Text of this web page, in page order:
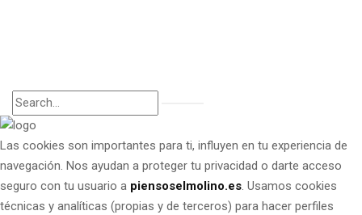
Las cookies son importantes para ti, influyen en tu experiencia de
navegación. Nos ayudan a proteger tu privacidad o darte acceso
seguro con tu usuario a piensoselmolino.es. Usamos cookies
técnicas y analíticas (propias y de terceros) para hacer perfiles